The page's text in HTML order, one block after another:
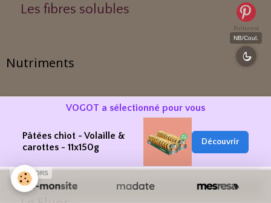
Les fibres solubles
Nutriments
Le Phosphore
Pinterest
NB/Coul.
VOGOT a sélectionné pour vous
Pâtées chiot - Volaille &
carottes - 11x150g
Découvrir
SPONSORS